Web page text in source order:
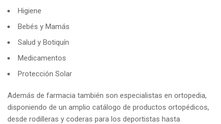
Higiene
Bebés y Mamás
Salud y Botiquín
Medicamentos
Protección Solar
Además de farmacia también son especialistas en ortopedia,
disponiendo de un amplio catálogo de productos ortopédicos,
desde rodilleras y coderas para los deportistas hasta